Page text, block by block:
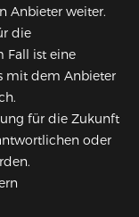
Anbieter weiter.
die
Fall ist eine
mit dem Anbieter
für die Zukunft
oder